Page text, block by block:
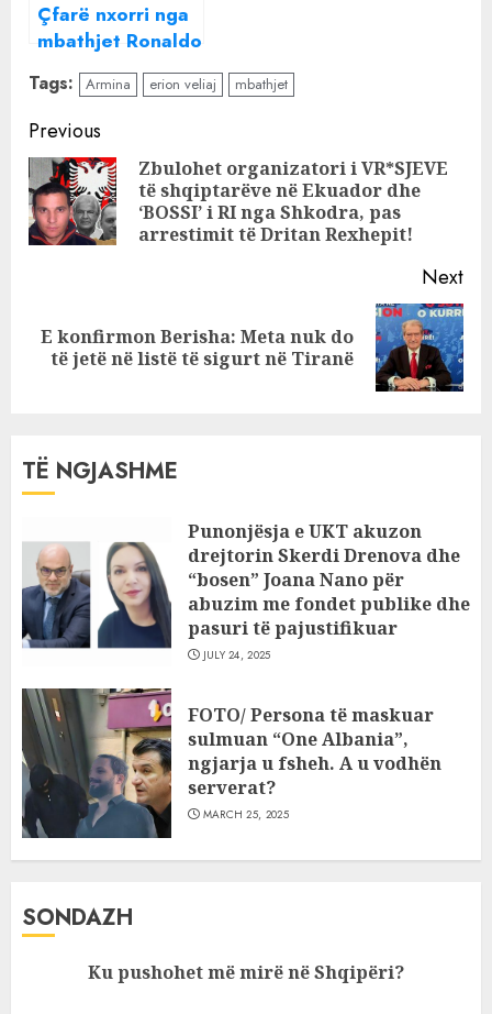
Çfarë nxorri nga
mbathjet Ronaldo
dhe e futi në
gojë?
Tags: Armina erion veliaj mbathjet
Continue
Reading
Previous
Zbulohet organizatori i VR*SJEVE
të shqiptarëve në Ekuador dhe
‘BOSSI’ i RI nga Shkodra, pas
arrestimit të Dritan Rexhepit!
Next
Next
post:
E konfirmon Berisha: Meta nuk do
të jetë në listë të sigurt në Tiranë
TË NGJASHME
Punonjësja e UKT akuzon
drejtorin Skerdi Drenova dhe
“bosen” Joana Nano për
abuzim me fondet publike dhe
pasuri të pajustifikuar
JULY 24, 2025
FOTO/ Persona të maskuar
sulmuan “One Albania”,
ngjarja u fsheh. A u vodhën
serverat?
MARCH 25, 2025
SONDAZH
Ku pushohet më mirë në Shqipëri?